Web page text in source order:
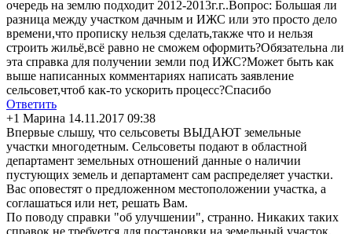
очередь на землю подходит 2012-2013г.г..Вопрос: Большая ли
разница между участком дачным и ИЖС или это просто дело
времени,что прописку нельзя сделать,также что и нельзя
строить жильё,всё равно не сможем оформить?Обязательна ли
эта справка для получении земли под ИЖС?Может быть как
выше написанных комментариях написать заявление
сельсовет,чтоб как-то ускорить процесс?Спасибо
Ответить
+1 Марина 14.11.2017 09:38
Впервые слышу, что сельсоветы ВЫДАЮТ земельные
участки многодетным. Сельсоветы подают в областной
департамент земельных отношений данные о наличии
пустующих земель и департамент сам распределяет участки.
Вас оповестят о предложенном местоположении участка, а
соглашаться или нет, решать Вам.
По поводу справки "об улучшении", странно. Никаких таких